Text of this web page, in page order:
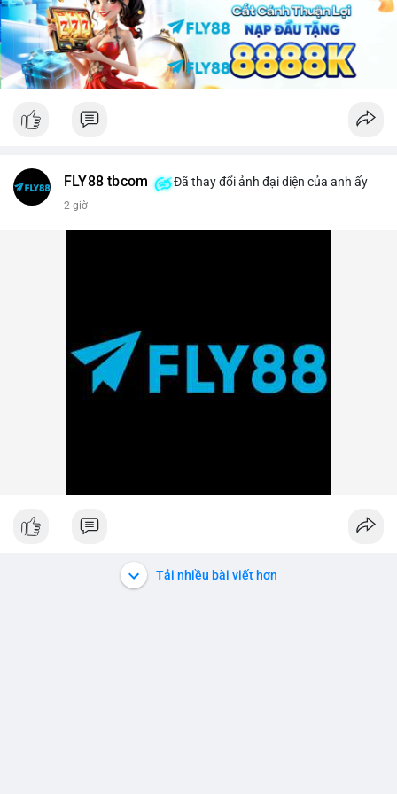
lời ngắn hạn sẽ gia tăng.
Lời khuyên: Nhà đầu tư nhỏ lẻ nên theo dõi sát các khối xác
nhận tiếp theo của TxID này. Nếu BTC được chuyển tiếp lên
sàn trong vòng 24 giờ, hãy thận trọng với nhịp điều chỉnh.
cố cho xu hướng tăng trung hạn.
FLY88 tbcom Đã thay đổi ảnh đại diện của anh ấy
2 giờ
Tải nhiều bài viết hơn